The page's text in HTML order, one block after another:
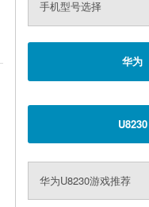
手机型号选择
华为
U8230
华为U8230游戏推荐